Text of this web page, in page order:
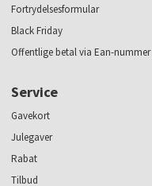
Fortrydelsesformular
Black Friday
Offentlige betal via Ean-nummer
Service
Gavekort
Julegaver
Rabat
Tilbud